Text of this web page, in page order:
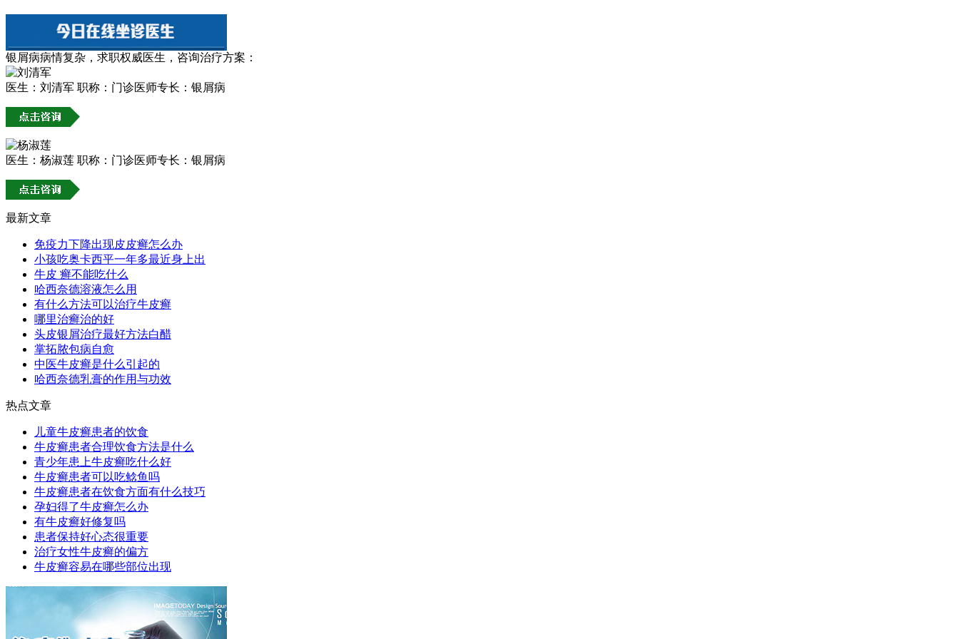
银屑病病情复杂，求职权威医生，咨询治疗方案：
医生：刘清军 职称：门诊医师专长：银屑病
医生：杨淑莲 职称：门诊医师专长：银屑病
最新文章
免疫力下降出现皮皮癣怎么办
小孩吃奥卡西平一年多最近身上出
牛皮 癣不能吃什么
哈西奈德溶液怎么用
有什么方法可以治疗牛皮癣
哪里治癣治的好
头皮银屑治疗最好方法白醋
掌拓脓包病自愈
中医牛皮癣是什么引起的
哈西奈德乳膏的作用与功效
热点文章
儿童牛皮癣患者的饮食
牛皮癣患者合理饮食方法是什么
青少年患上牛皮癣吃什么好
牛皮癣患者可以吃鲶鱼吗
牛皮癣患者在饮食方面有什么技巧
孕妇得了牛皮癣怎么办
有牛皮癣好修复吗
患者保持好心态很重要
治疗女性牛皮癣的偏方
牛皮癣容易在哪些部位出现